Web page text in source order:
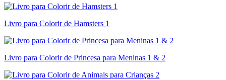
Livro para Colorir de Hamsters 1
Livro para Colorir de Princesa para Meninas 1 & 2